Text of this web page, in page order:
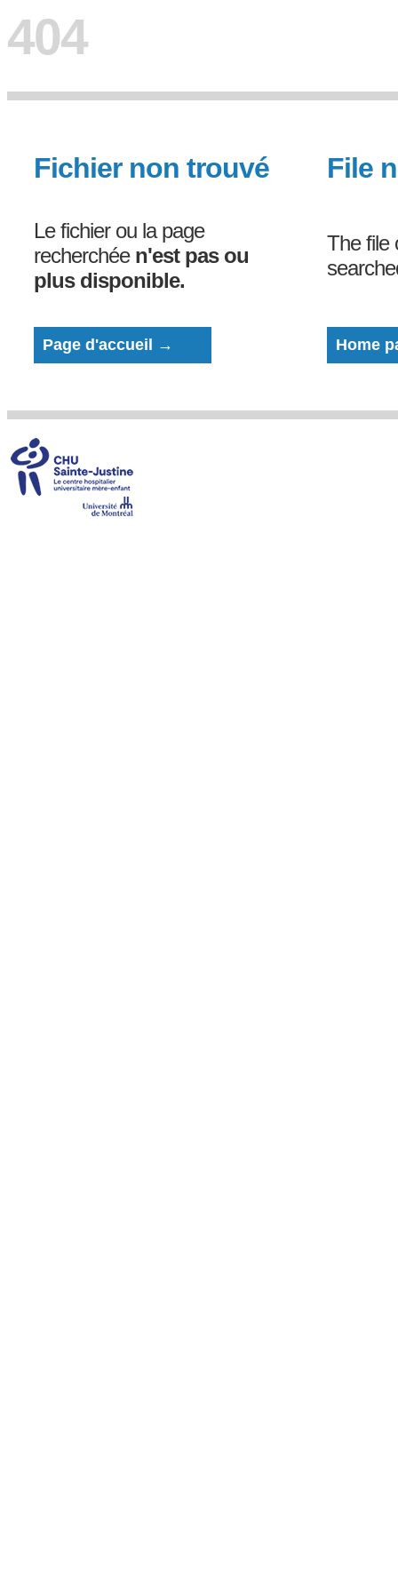
404
Fichier non trouvé
Le fichier ou la page
recherchée n'est pas ou
plus disponible.
Page d'accueil →
File
The file
Home